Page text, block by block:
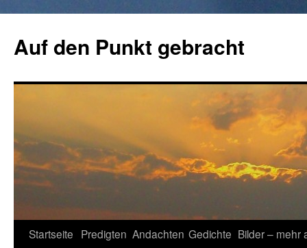
springen
Auf den Punkt gebracht
Startseite Predigten Andachten Gedichte Bilder – mehr